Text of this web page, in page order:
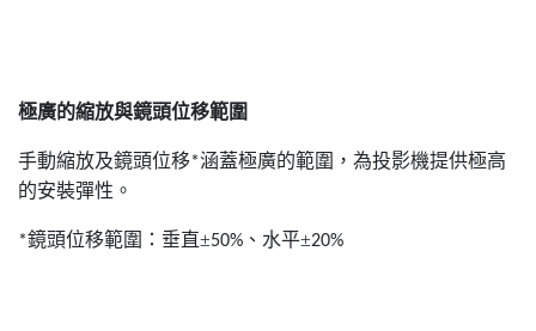
極廣的縮放與鏡頭位移範圍
手動縮放及鏡頭位移*涵蓋極廣的範圍，為投影機提供極高
的安裝彈性。
*鏡頭位移範圍：垂直±50% 、水平±20%